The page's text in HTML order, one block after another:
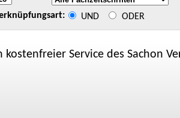
UND ODER
kostenfreier Service des Sachon